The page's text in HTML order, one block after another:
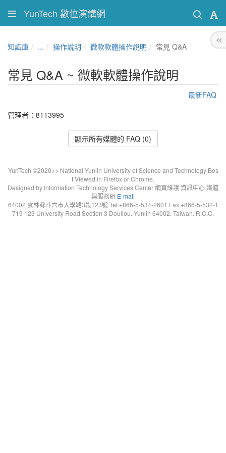
YunTech 數位演講網
知識庫 ... 操作說明 微軟軟體操作說明 常見 Q&A
常見 Q&A ~ 微軟軟體操作說明
最新FAQ
管理者：8113995
顯示所有媒體的 FAQ (0)
YunTech ©2020>> National Yunlin University of Science and Technology Bes
t Viewed in Firefox or Chrome.
Designed by Information Technology Services Center 網頁維護.資訊中心 媒體
與服務組 E-mail
64002 雲林縣斗六市大學路3段123號 Tel:+866-5-534-2601 Fax:+866-5-532-1
719 123 University Road Section 3 Douliou. Yunlin 64002. Taiwan. R.O.C.